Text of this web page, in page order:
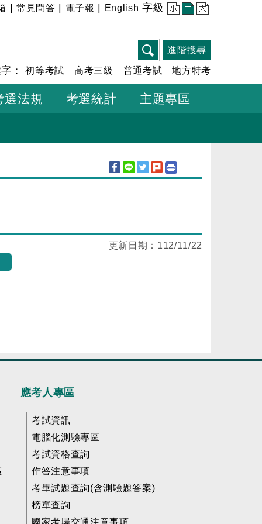
常見問答 電子報 English 字級 小 中 大
進階搜尋
字：初等考試 高考三級 普通考試 地方特考
選法規 考選統計 主題專區
更新日期： 112/11/22
應考人專區
考試資訊
電腦化測驗專區
考試資格查詢
作答注意事項
考畢試題查詢(含測驗題答案)
榜單查詢
國家考場交通注意事項